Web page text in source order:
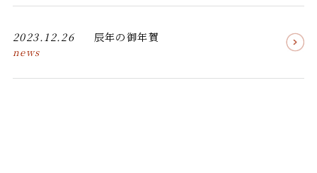
2023.12.26
news
辰年の御年賀